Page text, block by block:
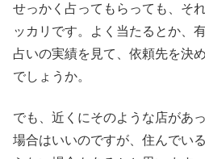
せっかく占ってもらっても、そ
ッカリです。よく当たるとか、
占いの実績を見て、依頼先を決
でしょうか。
でも、近くにそのような店があ
場合はいいのですが、住んでい